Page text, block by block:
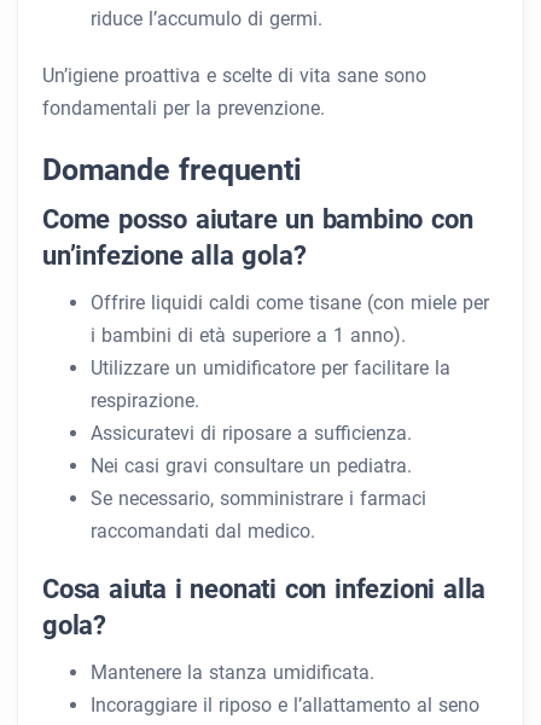
riduce l’accumulo di germi.
Un’igiene proattiva e scelte di vita sane sono
fondamentali per la prevenzione.
Domande frequenti
Come posso aiutare un bambino con
un’infezione alla gola?
Offrire liquidi caldi come tisane (con miele per
i bambini di età superiore a 1 anno).
Utilizzare un umidificatore per facilitare la
respirazione.
Assicuratevi di riposare a sufficienza.
Nei casi gravi consultare un pediatra.
Se necessario, somministrare i farmaci
raccomandati dal medico.
Cosa aiuta i neonati con infezioni alla
gola?
Mantenere la stanza umidificata.
Incoraggiare il riposo e l’allattamento al seno